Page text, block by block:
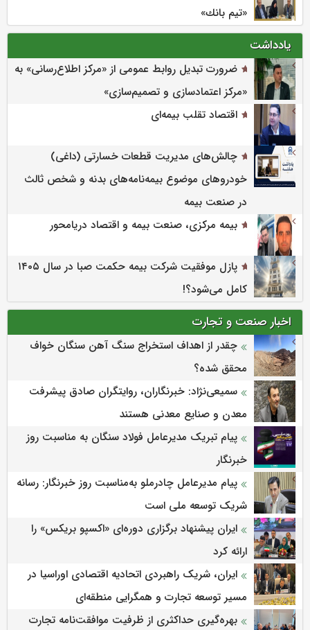
«تیم بانك»
یادداشت
ضرورت تبدیل روابط عمومی از «مرکز اطلاع‌رسانی» به
«مرکز اعتمادسازی و تصمیم‌سازی»
اقتصاد تقلب بیمه‌ای
چالش‌های مدیریت قطعات خسارتی (داغی)
خودروهای موضوع بیمه‌نامه‌های بدنه و شخص ثالث
در صنعت بیمه
بیمه مرکزی، صنعت بیمه و اقتصاد دریامحور
پازل موفقیت شرکت بیمه حکمت صبا در سال ۱۴۰۵
کامل می‌شود؟!
اخبار صنعت و تجارت
چقدر از اهداف استخراج سنگ آهن سنگان خواف
محقق شده؟
سمیعی‌نژاد: خبرنگاران، روایتگران صادق پیشرفت
معدن و صنایع معدنی هستند
پیام تبریک مدیرعامل فولاد سنگان به مناسبت روز
خبرنگار
پیام مدیرعامل چادرملو به‌مناسبت روز خبرنگار: رسانه
شریک توسعه ملی است
ایران پیشنهاد برگزاری دوره‌ای «اکسپو بریکس» را
ارائه کرد
ایران، شریک راهبردی اتحادیه اقتصادی اوراسیا در
مسیر توسعه تجارت و همگرایی منطقه‌ای
بهره‌گیری حداکثری از ظرفیت موافقت‌نامه تجارت